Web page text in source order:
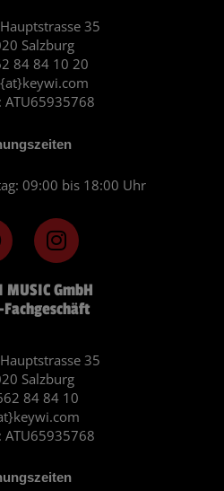
MUSIC GmbH
35
Salzburg
84 84 10
ATU65935768
I
n
s
t
a
r
a
m
35
Salzburg
84 84 10 20
ATU65935768
09:00 bis 18:00 Uhr